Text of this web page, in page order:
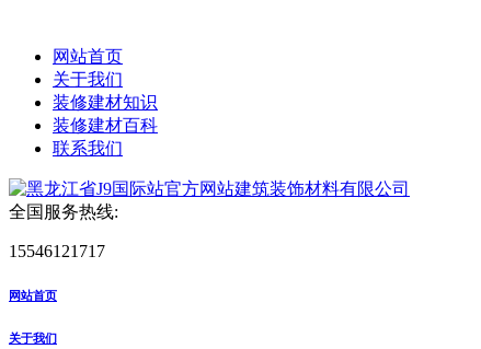
网站首页
关于我们
装修建材知识
装修建材百科
联系我们
全国服务热线:
15546121717
网站首页
关于我们